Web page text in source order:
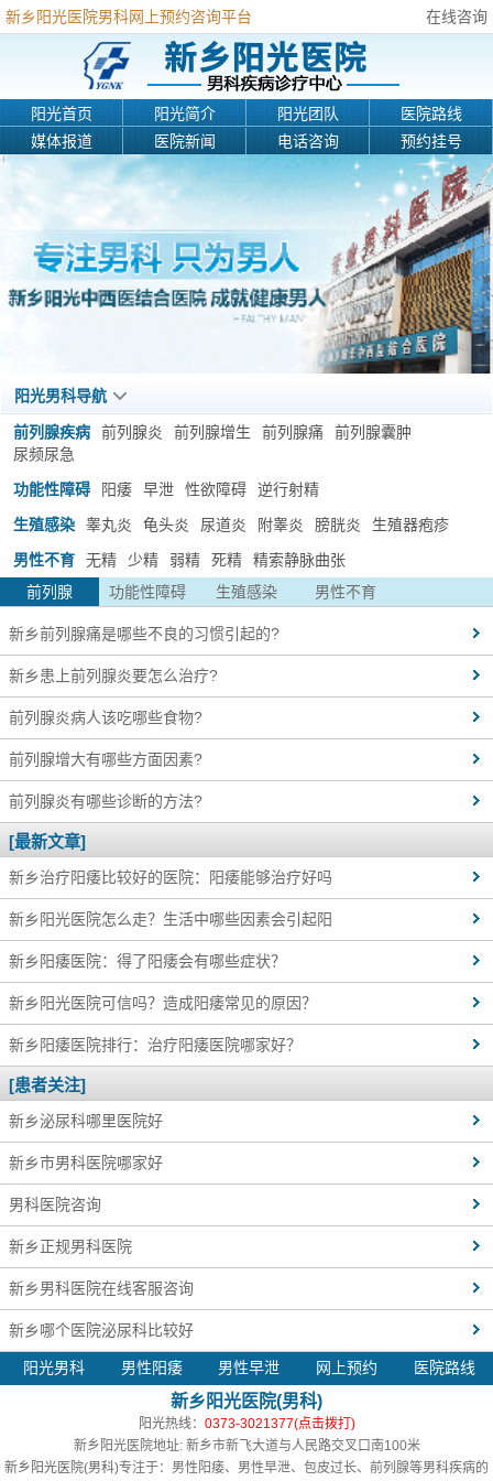
在线咨询
新乡阳光医院男科网上预约咨询平台
阳光首页 阳光简介 阳光团队
医院路线
媒体报道
医院新闻 电话咨询 预约挂号
阳光男科导航
前列腺疾病 前列腺炎 前列腺增生 前列腺痛
前列腺囊肿
尿频尿急
功能性障碍
阳痿 早泄 性欲障碍
逆行射精
生殖感染
睾丸炎 龟头炎 尿道炎 附睾炎 膀胱炎
生殖器疱疹
男性不育
无精 少精 弱精 死精
精索静脉曲张
前列腺
功能性障碍 生殖感染 男性不育
新乡前列腺痛是哪些不良的习惯引起的?
新乡患上前列腺炎要怎么治疗?
前列腺炎病人该吃哪些食物?
前列腺增大有哪些方面因素?
前列腺炎有哪些诊断的方法?
[最新文章]
新乡治疗阳痿比较好的医院：阳痿能够治疗好吗
新乡阳光医院怎么走？生活中哪些因素会引起阳
新乡阳痿医院：得了阳痿会有哪些症状？
新乡阳光医院可信吗？造成阳痿常见的原因？
新乡阳痿医院排行：治疗阳痿医院哪家好？
[患者关注]
新乡泌尿科哪里医院好
新乡市男科医院哪家好
男科医院咨询
新乡正规男科医院
新乡男科医院在线客服咨询
新乡哪个医院泌尿科比较好
阳光男科 男性阳痿 男性早泄 网上预约 医院路线
新乡阳光医院(男科)
阳光热线： 0373-3021377(点击拨打)
新乡阳光医院地址: 新乡市新飞大道与人民路交叉口南100米
新乡阳光医院(男科)专注于：男性阳痿、男性早泄、包皮过长、前列腺等男科疾病的